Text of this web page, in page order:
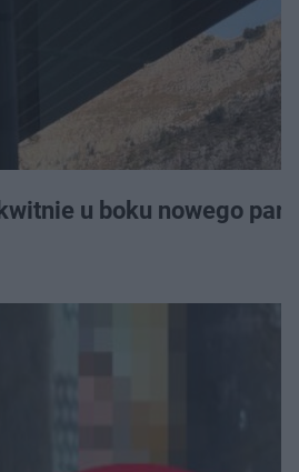
u boku nowego